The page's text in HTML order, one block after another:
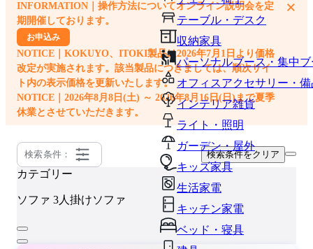
テーブル・デスク
収納家具
パーソナルブース・集中
オフィスアクセサリー・備
インテリア雑貨
ライト・照明
ガーデン・屋外
キッズ家具
生活家電
キッチン家電
ベッド・寝具
他のサイトで見つけた商品ページのURLを貼り付けて、カートに追加できます
INFORMATION｜操作方法についてオンライン説明会を定
期開催しております。
お申込み
NOTICE｜KOKUYO、ITOKI製品は2026年7月1日より価格
改定が実施されます。該当製品につきましては、順次サイ
ト内の表示価格を更新いたします。
NOTICE｜2026年8月8日(土) ～ 2026年8月16日(日)まで夏季
休業とさせていただきます。
×
検索条件： 検索条件をクリア
カテゴリー
ソファ 3人掛けソファ